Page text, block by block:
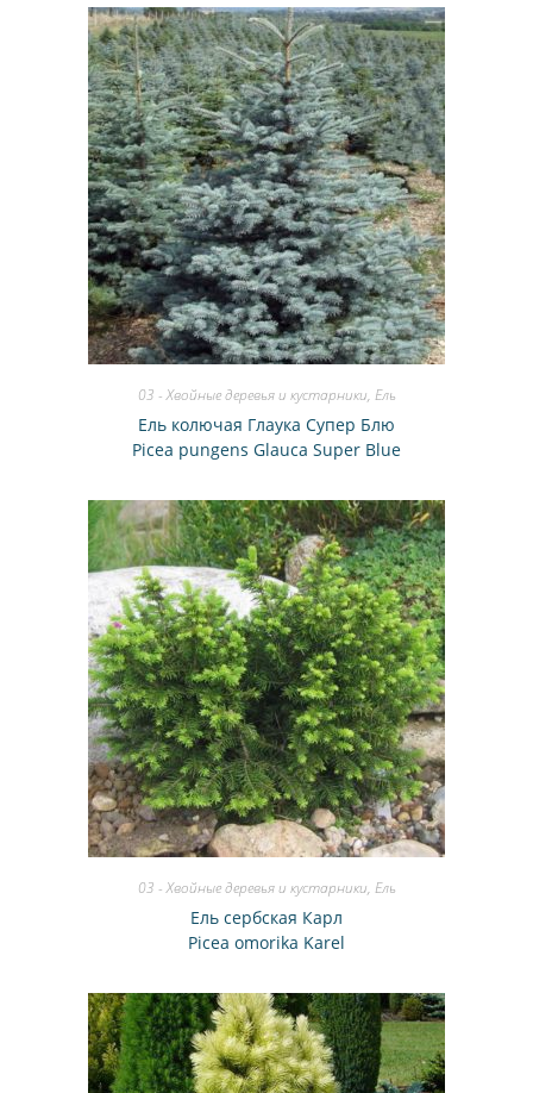
03 - Хвойные деревья и кустарники, Ель
Ель колючая Глаука Супер Блю
Picea pungens Glauca Super Blue
03 - Хвойные деревья и кустарники, Ель
Ель сербская Карл
Picea omorika Karel